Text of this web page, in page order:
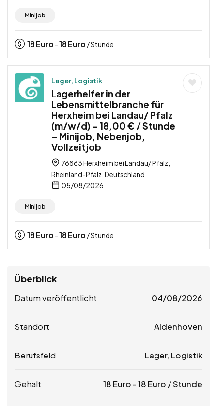
Minijob
18Euro -18Euro / Stunde
Lager, Logistik
Lagerhelfer in der
Lebensmittelbranche für
Herxheim bei Landau/ Pfalz
(m/w/d) – 18,00 € / Stunde
– Minijob, Nebenjob,
Vollzeitjob
76863 Herxheim bei Landau/ Pfalz,
Rheinland-Pfalz, Deutschland
05/08/2026
Minijob
18Euro -18Euro / Stunde
Überblick
Datum veröffentlicht 04/08/2026
Standort Aldenhoven
Berufsfeld Lager, Logistik
Gehalt 18 Euro -18 Euro / Stunde